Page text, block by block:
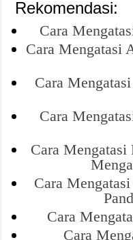
Rekomendasi:
Cara
Cara Mengatasi
Cara
Cara
Cara
Cara
Cara
Cara